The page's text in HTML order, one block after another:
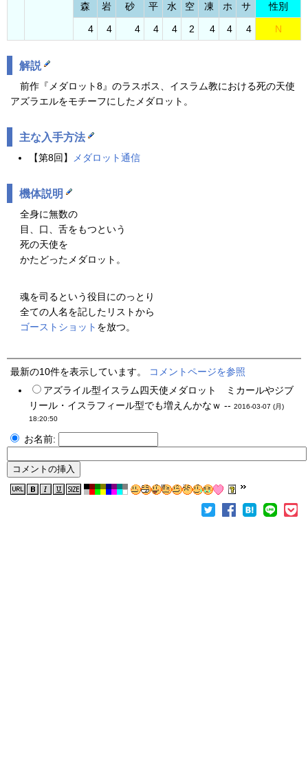
森 岩 砂 平 水 空 凍 ホ サ 性別
4 4 4 4 4 2 4 4 4 N
解説
前作『メダロット8』のラスボス、イスラム教における死の天使
アズラエルをモチーフにしたメダロット。
主な入手方法
【第8回】 メダロット通信
機体説明
全身に無数の
目、口、舌をもつという
死の天使を
かたどったメダロット。
魂を司るという役目にのっとり
全ての人名を記したリストから
ゴーストショット を放つ。
最新の10件を表示しています。
コメントページを参照
アズライル型イスラム四天使メダロット ミカールやジブ
リール・イスラフィール型でも増えんかなｗ -- 2016-03-07 (月)
18:20:50
お名前: